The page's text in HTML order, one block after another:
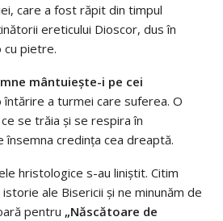
care a fost răpit din timpul
ereticului Dioscor, dus în
cu pietre.
mântuiește-i pe cei
întărire a turmei care suferea. O
se trăia și se respira în
însemna credința cea dreaptă.
hristologice s-au liniștit. Citim
ale Bisericii și ne minunăm de
pentru „Născătoare de